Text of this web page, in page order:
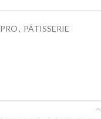
, PÂTISSERIE